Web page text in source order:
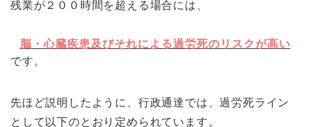
残業が２００時間を超える場合には、
脳・心臓疾患及びそれによる過労死のリスクが高い
です。
先ほど説明したように、行政通達では、過労死ライン
として以下のとおり定められています。